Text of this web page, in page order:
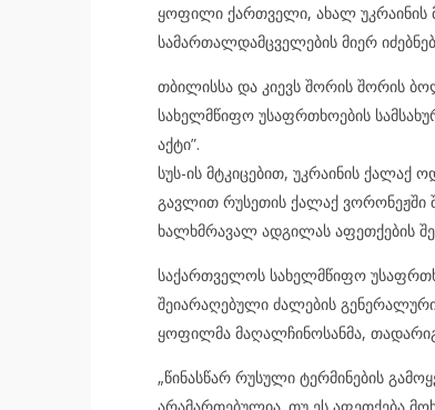
ყოფილი ქართველი, ახალ უკრაინის
სამართალდამცველების მიერ
თბილისსა და კიევს შორის შორის
სახელმწიფო უსაფრთხოების
აქტი”.
სუს-ის მტკიცებით, უკრაინის
გავლით რუსეთის ქალაქ ვორონეჟში
ხალხმრავალ ადგილას აფეთქების
საქართველოს სახელმწიფო
შეიარაღებული ძალების
ყოფილმა მაღალჩინოსანმა,
„წინასწარ რუსული ტერმინების
არამართებულია. თუ ეს აფეთქება